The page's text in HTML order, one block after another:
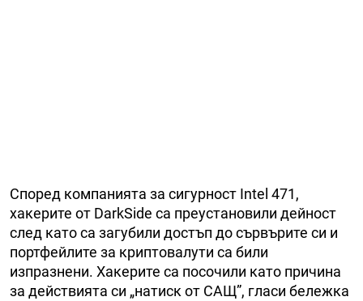
Според компанията за сигурност Intel 471,
хакерите от DarkSide са преустановили дейност
след като са загубили достъп до сървърите си и
портфейлите за криптовалути са били
изпразнени. Хакерите са посочили като причина
за действията си „натиск от САЩ”, гласи бележка